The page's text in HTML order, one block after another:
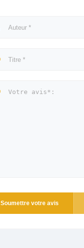
Soumettre votre avis